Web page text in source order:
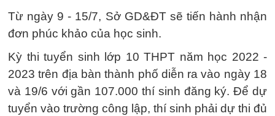
Từ ngày 9 - 15/7, Sở GD&ĐT sẽ tiến hành nhận
đơn phúc khảo của học sinh.
Kỳ thi tuyển sinh lớp 10 THPT năm học 2022 -
2023 trên địa bàn thành phố diễn ra vào ngày 18
và 19/6 với gần 107.000 thí sinh đăng ký. Để dự
tuyển vào trường công lập, thí sinh phải dự thi đủ